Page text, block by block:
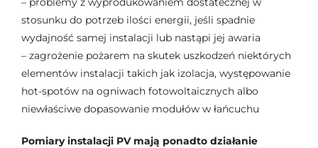
stosunku do potrzeb ilości energii, jeśli spadnie
wydajność samej instalacji lub nastąpi jej awaria
– zagrożenie pożarem na skutek uszkodzeń niektórych
elementów instalacji takich jak izolacja, występowanie
hot-spotów na ogniwach fotowoltaicznych albo
niewłaściwe dopasowanie modułów w łańcuchu
Pomiary instalacji PV mają ponadto działanie